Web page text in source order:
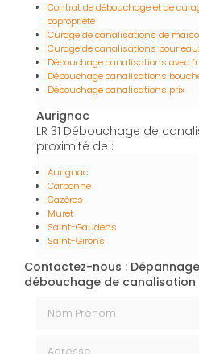
Contrat de débouchage et de
copropriété
Curage de canalisations de
Curage de canalisations pour
Débouchage canalisations avec
Débouchage canalisations
Débouchage canalisations prix
Aurignac
LR 31 Débouchage de
proximité de :
Aurignac
Carbonne
Cazères
Muret
Saint-Gaudens
Saint-Girons
Contactez-nous :
débouchage de canalisation